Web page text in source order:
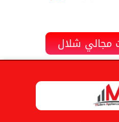
مجالي شلال